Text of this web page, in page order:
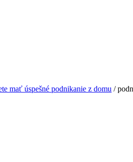
mať úspešné podnikanie z domu /